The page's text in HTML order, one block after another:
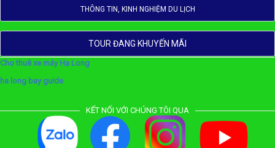
THÔNG TIN, KINH NGHIỆM DU LỊCH
TOUR ĐANG KHUYẾN MÃI
Cho thuê xe máy Hạ Long
ha long bay guide
KẾT NỐI VỚI CHÚNG TÔI QUA